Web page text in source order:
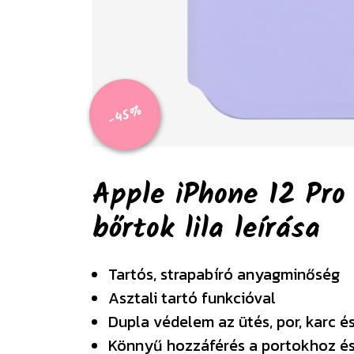
-45%
Apple iPhone 12
bőrtok lila leírása
Tartós, strapabíró anyagminőség
Asztali tartó funkcióval
Dupla védelem az ütés, por, karc
Könnyű hozzáférés a portokhoz